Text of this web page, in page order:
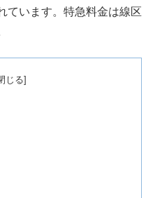
ています。特急料金は線区